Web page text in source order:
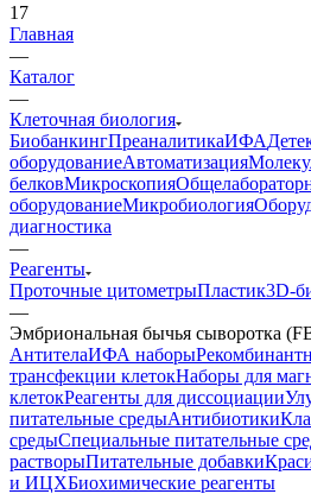
17
Главная
—
Каталог
—
Клеточная биология
БиобанкингПреаналитикаИФА
оборудованиеАвтоматизация
белковМикроскопия
оборудованиеМикробиология
диагностика
—
Реагенты
Проточные цитометрыПластик3D-
—
Эмбриональная бычья сыворотка
АнтителаИФА наборы
трансфекции клетокНаборы для
клетокРеагенты для диссоциации
питательные средыАнтибиотики
средыСпециальные питательные
растворыПитательные добавки
и ИЦХБиохимические реагенты